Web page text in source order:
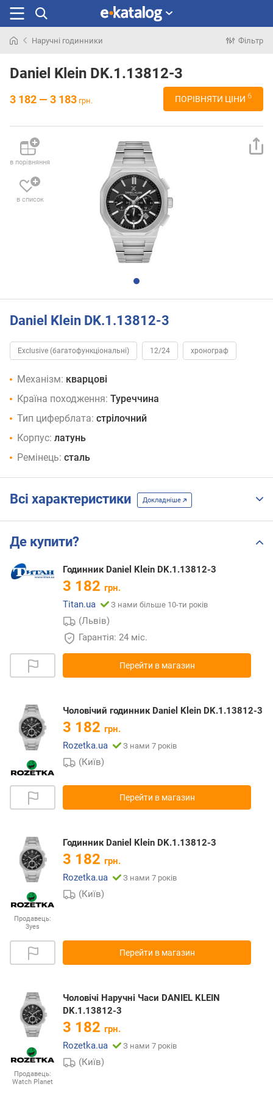
раніше
Наручні годинники Фільтр
Daniel Klein DK.1.13812-3
3 182 — 3 183 грн. ПОРІВНЯТИ ЦІНИ 6
в порівняння
в список
Daniel Klein DK.1.13812-3
Exclusive (багатофункціональні) 12/24 хронограф
Механізм: кварцові
Країна походження: Туреччина
Тип циферблата: стрілочний
Корпус: латунь
Ремінець: сталь
Всі характеристики Докладніше
Де купити?
Годинник Daniel Klein DK.1.13812-3
3 182 грн.
Titan.ua
З нами більше 10-ти років
(Львів)
Гарантія: 24 міс.
Перейти в магазин
Чоловічий годинник Daniel Klein DK.1.13812-3
3 182 грн.
Rozetka.ua
З нами 7 років
(Київ)
Перейти в магазин
Продавець:
3yes
Годинник Daniel Klein DK.1.13812-3
3 182 грн.
Rozetka.ua
З нами 7 років
(Київ)
Перейти в магазин
Продавець:
Watch Planet
Чоловічі Наручні Часи DANIEL KLEIN
DK.1.13812-3
3 182 грн.
Rozetka.ua
З нами 7 років
(Київ)